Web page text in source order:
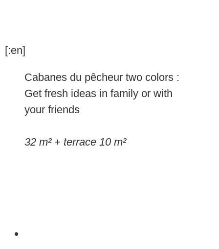
[:en]
Cabanes du pêcheur two colors :
Get fresh ideas in family or with
your friends
32 m² + terrace 10 m²